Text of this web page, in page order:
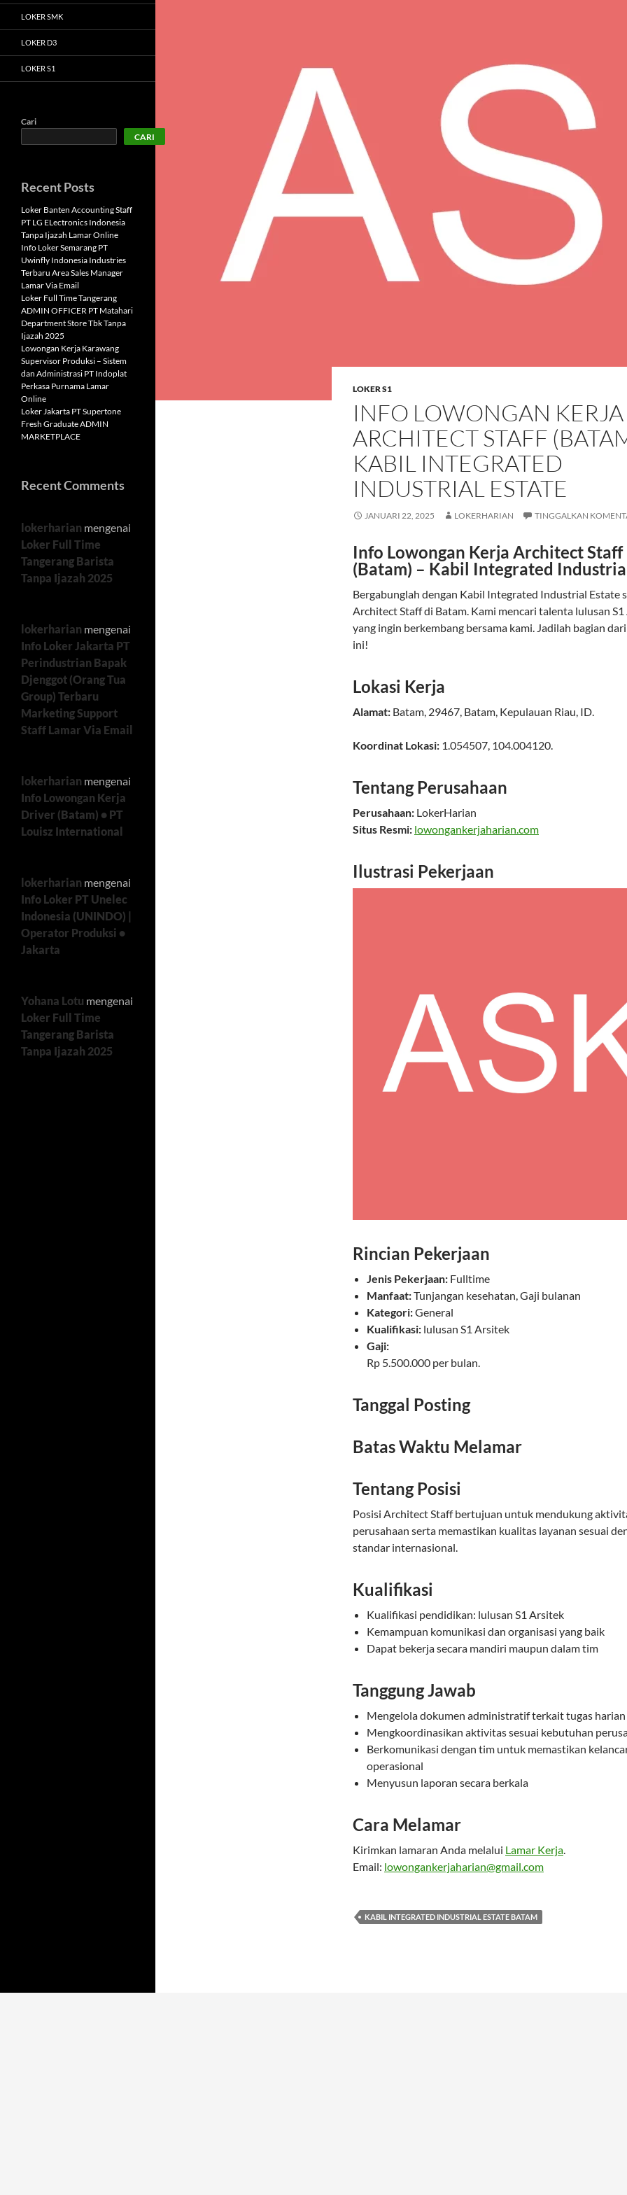
LOKER S1
INFO LOWONGAN KERJA
ARCHITECT STAFF
KABIL INTEGRATED
INDUSTRIAL ESTATE
JANUARI 22, 2025 LOKERHARIAN TINGGALKAN
Info Lowongan Kerja Architect Staff
(Batam) – Kabil Integrated
Bergabunglah dengan Kabil Integrated Industrial Estate
Architect Staff di Batam. Kami mencari talenta lulusan
yang ingin berkembang bersama kami. Jadilah bagian
ini!
Lokasi Kerja
Alamat: Batam, 29467, Batam, Kepulauan Riau, ID.
Koordinat Lokasi: 1.054507, 104.004120.
Tentang Perusahaan
Perusahaan: LokerHarian
Situs Resmi: lowongankerjaharian.com
Ilustrasi Pekerjaan
Rincian Pekerjaan
Jenis Pekerjaan: Fulltime
Manfaat:Tunjangan kesehatan, Gaji bulanan
Kategori:General
Kualifikasi: lulusan S1 Arsitek
Gaji:
Rp 5.500.000 per bulan.
Tanggal Posting
Batas Waktu Melamar
Tentang Posisi
Posisi Architect Staff bertujuan untuk mendukung
perusahaan serta memastikan kualitas layanan sesuai
standar internasional.
Kualifikasi
Kualifikasi pendidikan: lulusan S1 Arsitek
Kemampuan komunikasi dan organisasi yang baik
Dapat bekerja secara mandiri maupun dalam tim
Tanggung Jawab
Mengelola dokumen administratif terkait tugas harian
Mengkoordinasikan aktivitas sesuai kebutuhan
Berkomunikasi dengan tim untuk memastikan
operasional
Menyusun laporan secara berkala
Cara Melamar
Kirimkan lamaran Anda melalui Lamar Kerja.
Email: lowongankerjaharian@gmail.com
KABIL INTEGRATED INDUSTRIAL ESTATE BATAM
LOKER SMK
LOKER D3
LOKER S1
Cari
CARI
Recent Posts
Loker Banten Accounting Staff
PT LG ELectronics Indonesia
Tanpa Ijazah Lamar Online
Info Loker Semarang PT
Uwinfly Indonesia Industries
Terbaru Area Sales Manager
Lamar Via Email
Loker Full Time Tangerang
ADMIN OFFICER PT Matahari
Department Store Tbk Tanpa
Ijazah 2025
Lowongan Kerja Karawang
Supervisor Produksi – Sistem
dan Administrasi PT Indoplat
Perkasa Purnama Lamar
Online
Loker Jakarta PT Supertone
Fresh Graduate ADMIN
MARKETPLACE
Recent Comments
lokerharian mengenai
Loker Full Time
Tangerang Barista
Tanpa Ijazah 2025
lokerharian mengenai
Info Loker Jakarta PT
Perindustrian Bapak
Djenggot (Orang Tua
Group) Terbaru
Marketing Support
Staff Lamar Via Email
lokerharian mengenai
Info Lowongan Kerja
Driver (Batam) • PT
Louisz International
lokerharian mengenai
Info Loker PT Unelec
Indonesia (UNINDO) |
Operator Produksi •
Jakarta
Yohana Lotu mengenai
Loker Full Time
Tangerang Barista
Tanpa Ijazah 2025